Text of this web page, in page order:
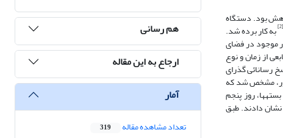
بود. دستگاه
[2] به کار برده شد.
موجود در فضای
از زمان و نوع
رسانائی گذرای
مشخص شد که
روز پنجم
نشان دادند. طبق
هم رسانی
ارجاع به این مقاله
آمار
تعداد مشاهده مقاله 319